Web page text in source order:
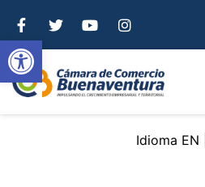
Abrir barra de
EN